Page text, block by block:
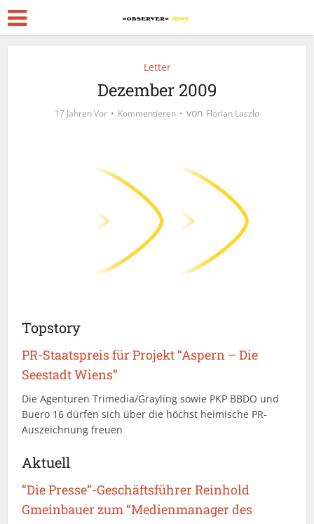
Letter
Dezember 2009
17 Jahren Vor Kommentieren von Florian Laszlo
Topstory
PR-Staatspreis für Projekt “Aspern – Die
Seestadt Wiens”
Die Agenturen Trimedia/Grayling sowie PKP BBDO und
Buero 16 dürfen sich über die höchst heimische PR-
Auszeichnung freuen
Aktuell
“Die Presse”-Geschäftsführer Reinhold
Gmeinbauer zum “Medienmanager des